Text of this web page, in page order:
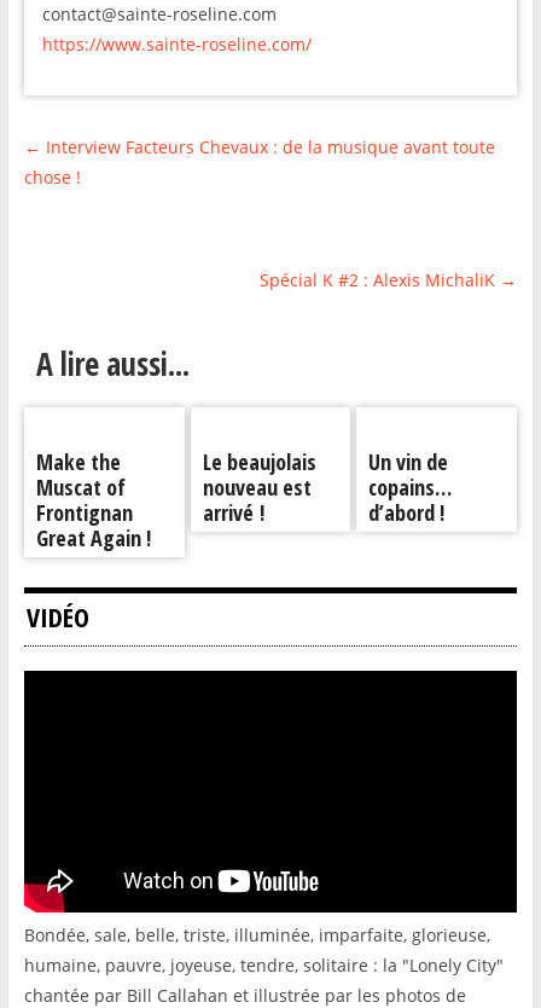
contact@sainte-roseline.com
https://www.sainte-roseline.com/
← Interview Facteurs Chevaux : de la musique avant toute
chose !
Spécial K #2 : Alexis MichaliK →
A lire aussi...
Make the
Muscat of
Frontignan
Great Again !
Le beaujolais
nouveau est
arrivé !
Un vin de
copains…
d’abord !
VIDÉO
Bondée, sale, belle, triste, illuminée, imparfaite, glorieuse,
humaine, pauvre, joyeuse, tendre, solitaire : la "Lonely City"
chantée par Bill Callahan et illustrée par les photos de